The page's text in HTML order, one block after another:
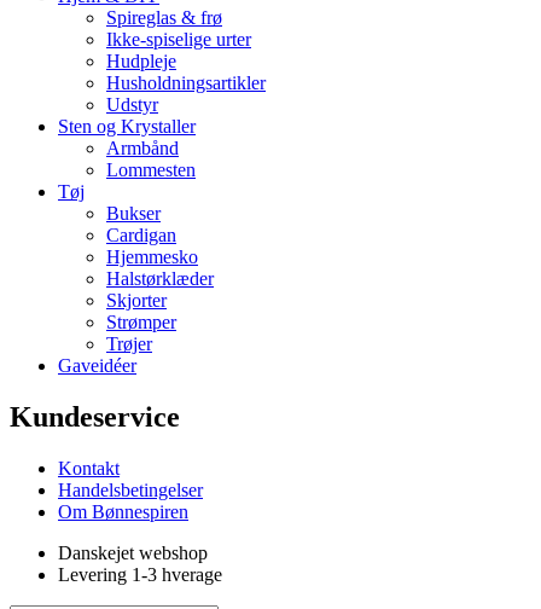
Spireglas & frø
Ikke-spiselige urter
Hudpleje
Husholdningsartikler
Udstyr
Sten og Krystaller
Armbånd
Lommesten
Tøj
Bukser
Cardigan
Hjemmesko
Halstørklæder
Skjorter
Strømper
Trøjer
Gaveidéer
Kundeservice
Kontakt
Handelsbetingelser
Om Bønnespiren
Danskejet webshop
Levering 1-3 hverage